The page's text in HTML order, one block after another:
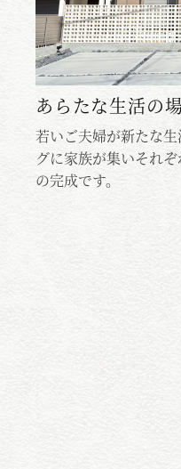
あらたな生活の
若いご夫婦が新たな
グに家族が集いそれ
の完成です。